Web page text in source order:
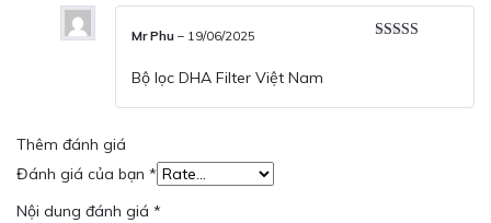
Mr Phu – 19/06/2025
Bộ lọc DHA Filter Việt Nam
Thêm đánh giá
Đánh giá của bạn *
Nội dung đánh giá *